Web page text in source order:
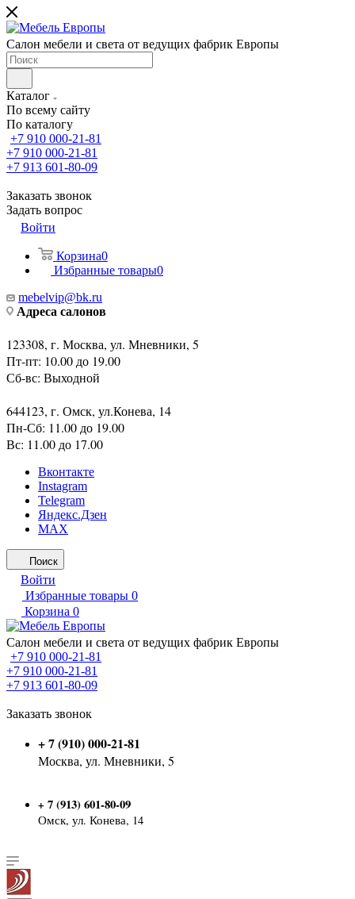
Салон мебели и света от ведущих фабрик Европы
Каталог
По всему сайту
По каталогу
+7 910 000-21-81
+7 910 000-21-81
+7 913 601-80-09
Заказать звонок
Задать вопрос
Войти
Корзина0
Избранные товары0
mebelvip@bk.ru
Адреса салонов
123308, г. Москва, ул. Мневники, 5
Пт-пт: 10.00 до 19.00
Сб-вс: Выходной
644123, г. Омск, ул.Конева, 14
Пн-Сб: 11.00 до 19.00
Вс: 11.00 до 17.00
Вконтакте
Instagram
Telegram
Яндекс.Дзен
MAX
Поиск
Войти
Избранные товары 0
Корзина 0
Салон мебели и света от ведущих фабрик Европы
+7 910 000-21-81
+7 910 000-21-81
+7 913 601-80-09
Заказать звонок
+ 7 (910) 000-21-81
Москва, ул. Мневники, 5
+ 7 (913) 601-80-09
Омск, ул. Конева, 14